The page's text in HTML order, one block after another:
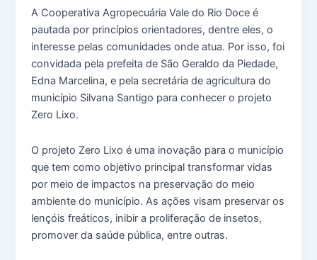
A Cooperativa Agropecuária Vale do Rio Doce é
pautada por princípios orientadores, dentre eles, o
interesse pelas comunidades onde atua. Por isso, foi
convidada pela prefeita de São Geraldo da Piedade,
Edna Marcelina, e pela secretária de agricultura do
município Silvana Santigo para conhecer o projeto
Zero Lixo.
O projeto Zero Lixo é uma inovação para o município
que tem como objetivo principal transformar vidas
por meio de impactos na preservação do meio
ambiente do município. As ações visam preservar os
lençóis freáticos, inibir a proliferação de insetos,
promover da saúde pública, entre outras.